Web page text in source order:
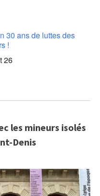
30 ans de luttes des
!
26
les mineurs isolés
Denis